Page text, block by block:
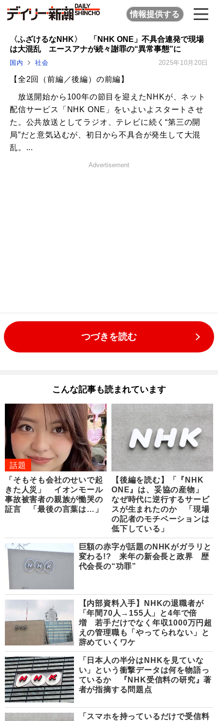
情報提供する
〈ふざけるなNHK〉 「NHK ONE」不具合連発で現場
は大混乱 エースアナが続々謝罪の“異常事態”に
国内 社会 2025年10月20日
【全2回（前編／後編）の前編】
放送開始から100年の節目を迎えたNHKが、ネット
配信サービス「NHK ONE」をいよいよスタートさせ
た。公共放送としてラジオ、テレビに続く“第三の開
局”だと意気込むが、初日から不具合が発生して大混
乱。...
Advertisement
つづきを読む
こんな記事も読まれています
話題
「そもそも会社のせいで起
きた人災」 イオンモール
事故被害者の親族が慟哭の
証言 「最後の言葉は…」
【後編を読む】「『NHK
ONE』は、妥協の産物」
なぜ時代に逆行するサービ
スが生まれたのか 「現場
の記者のモチベーションは
低下している」
巨額の赤字が話題のNHKがガラリと
変わる!? 来年の新会長と政界 歴
代会長の“功罪”
【内部資料入手】NHKの退職者が
「年間70人→155人」と4年で倍
増 若手だけでなく年収1000万円超
えの管理職も「やってられない」と
辞めていくワケ
「日本人の半分はNHKを見ていな
い」という衝撃データは何を物語っ
ているか 『NHK受信料の研究』著
者が指摘する問題点
「スマホを持っているだけで受信料